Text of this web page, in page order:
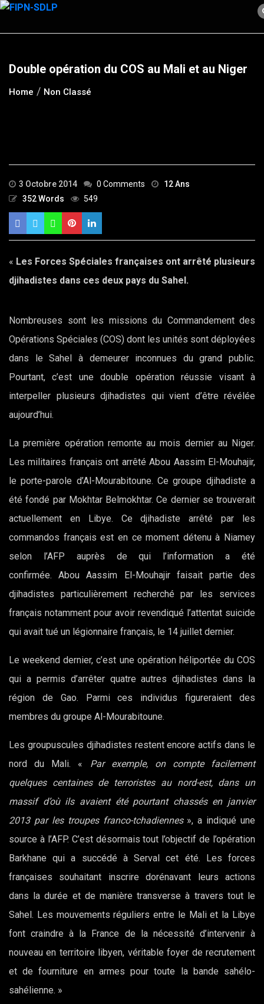
Skip
content
Double opération du COS au Mali et au Niger
Home Non Classé
3 Octobre 2014 0 Comments
12 Ans
352 Words
549
« Les Forces Spéciales françaises ont arrêté plusieurs
djihadistes dans ces deux pays du Sahel.
Nombreuses sont les missions du Commandement des
Opérations Spéciales (COS) dont les unités sont déployées
dans le Sahel à demeurer inconnues du grand public.
Pourtant, c’est une double opération réussie visant à
interpeller plusieurs djihadistes qui vient d’être révélée
aujourd’hui.
La première opération remonte au mois dernier au Niger.
Les militaires français ont arrêté Abou Aassim El-Mouhajir,
le porte-parole d’Al-Mourabitoune. Ce groupe djihadiste a
été fondé par Mokhtar Belmokhtar. Ce dernier se trouverait
actuellement en Libye. Ce djihadiste arrêté par les
commandos français est en ce moment détenu à Niamey
selon l’AFP auprès de qui l’information a été
confirmée. Abou Aassim El-Mouhajir faisait partie des
djihadistes particulièrement recherché par les services
français notamment pour avoir revendiqué l’attentat suicide
qui avait tué un légionnaire français, le 14 juillet dernier.
Le weekend dernier, c’est une opération héliportée du COS
qui a permis d’arrêter quatre autres djihadistes dans la
région de Gao. Parmi ces individus figureraient des
membres du groupe Al-Mourabitoune.
Les groupuscules djihadistes restent encore actifs dans le
nord du Mali. « Par exemple, on compte facilement
quelques centaines de terroristes au nord-est, dans un
massif d’où ils avaient été pourtant chassés en janvier
2013 par les troupes franco-tchadiennes», a indiqué une
source à l’AFP. C’est désormais tout l’objectif de l’opération
Barkhane qui a succédé à Serval cet été. Les forces
françaises souhaitant inscrire dorénavant leurs actions
dans la durée et de manière transverse à travers tout le
Sahel. Les mouvements réguliers entre le Mali et la Libye
font craindre à la France de la nécessité d’intervenir à
nouveau en territoire libyen, véritable foyer de recrutement
et de fourniture en armes pour toute la bande sahélo-
sahélienne. »